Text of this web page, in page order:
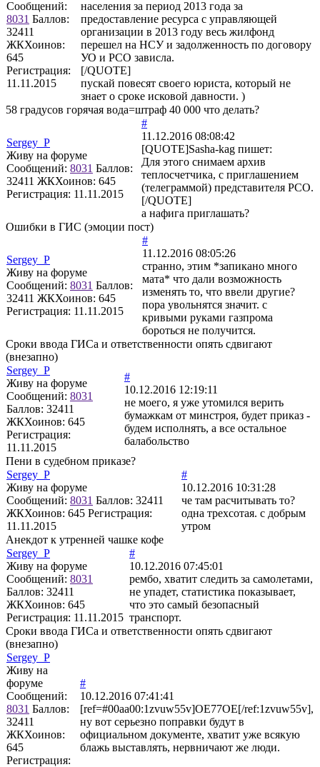
Сообщений:
8031 Баллов:
32411
ЖКХоинов:
645
Регистрация:
11.11.2015
населения за период 2013 года за
предоставление ресурса с управляющей
организации в 2013 году весь жилфонд
перешел на НСУ и задолженность по договору
УО и РСО зависла.
[/QUOTE]
пускай повесят своего юриста, который не
знает о сроке исковой давности. )
58 градусов горячая вода=штраф 40 000 что делать?
Sergey_P
Живу на форуме
Сообщений: 8031 Баллов:
32411 ЖКХоинов: 645
Регистрация: 11.11.2015
#
11.12.2016 08:08:42
[QUOTE]Sasha-kag пишет:
Для этого снимаем архив
теплосчетчика, с приглашением
(телеграммой) представителя РСО.
[/QUOTE]
а нафига приглашать?
Ошибки в ГИС (эмоции пост)
Sergey_P
Живу на форуме
Сообщений: 8031 Баллов:
32411 ЖКХоинов: 645
Регистрация: 11.11.2015
#
11.12.2016 08:05:26
странно, этим *запикано много
мата* что дали возможность
изменять то, что ввели другие?
пора увольнятся значит. с
кривыми руками газпрома
бороться не получится.
Сроки ввода ГИСа и ответственности опять сдвигают
(внезапно)
Sergey_P
Живу на форуме
Сообщений: 8031
Баллов: 32411
ЖКХоинов: 645
Регистрация:
11.11.2015
#
10.12.2016 12:19:11
не моего, я уже утомился верить
бумажкам от минстроя, будет приказ -
будем исполнять, а все остальное
балабольство
Пени в судебном приказе?
Sergey_P
Живу на форуме
Сообщений: 8031 Баллов: 32411
ЖКХоинов: 645 Регистрация:
11.11.2015
#
10.12.2016 10:31:28
че там расчитывать то?
одна трехсотая. с добрым
утром
Анекдот к утренней чашке кофе
Sergey_P
Живу на форуме
Сообщений: 8031
Баллов: 32411
ЖКХоинов: 645
Регистрация: 11.11.2015
#
10.12.2016 07:45:01
рембо, хватит следить за самолетами,
не упадет, статистика показывает,
что это самый безопасный
транспорт.
Сроки ввода ГИСа и ответственности опять сдвигают
(внезапно)
Sergey_P
Живу на
форуме
Сообщений:
8031 Баллов:
32411
ЖКХоинов:
645
Регистрация:
#
10.12.2016 07:41:41
[ref=#00aa00:1zvuw55v]OE77OE[/ref:1zvuw55v],
ну вот серьезно поправки будут в
официальном документе, хватит уже всякую
блажь выставлять, нервничают же люди.